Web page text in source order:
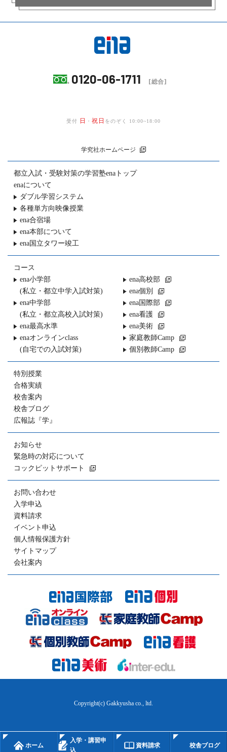
0120-06-1711 [総合]
受付 日 ・ 祝日 をのぞく 10:00~18:00
学究社ホームページ
都立入試・受験対策の学習塾enaトップ
enaについて
ダブル学習システム
各種単方向映像授業
ena合宿場
ena本部について
ena国立タワー竣工
コース
ena小学部
(私立・都立中学入試対策)
ena中学部
(私立・都立高校入試対策)
ena最高水準
enaオンラインclass
(自宅での入試対策)
ena高校部
ena個別
ena国際部
ena看護
ena美術
家庭教師Camp
個別教師Camp
特別授業
合格実績
校舎案内
校舎ブログ
広報誌『学』
お知らせ
緊急時の対応について
コックピットサポート
お問い合わせ
入学申込
資料請求
イベント申込
個人情報保護方針
サイトマップ
会社案内
Copyright(c) Gakkyusha co., ltd.
ホーム
入学・講習申
込
資料請求 校舎ブログ